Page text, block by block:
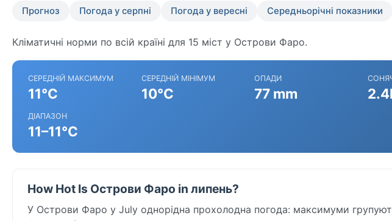
Прогноз Погода у серпні Погода у вересні Середньорічні показники
Кліматичні норми по всій країні для 15 міст у Острови Фаро.
СЕРЕДНІЙ МАКСИМУМ
11°C
СЕРЕДНІЙ МІНІМУМ
10°C
ОПАДИ
77 mm
ДІАПАЗОН
11–11°C
How Hot Is Острови Фаро in липень?
У Острови Фаро у July однорідна прохолодна погода: максимуми